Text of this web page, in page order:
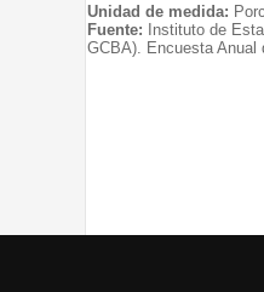
Unidad de medida:
Fuente: Instituto de
GCBA). Encuesta Anual